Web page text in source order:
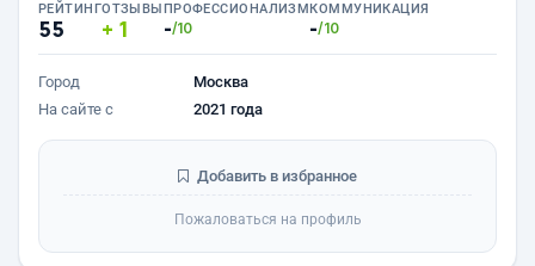
РЕЙТИНГ
55
ОТЗЫВЫ
1
ПРОФЕССИОНАЛИЗМ
-/10
КОММУНИКАЦИЯ
-/10
Город
Москва
На сайте с
2021 года
Добавить в избранное
Пожаловаться на профиль